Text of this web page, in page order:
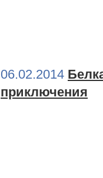
06.02.2014
приключения